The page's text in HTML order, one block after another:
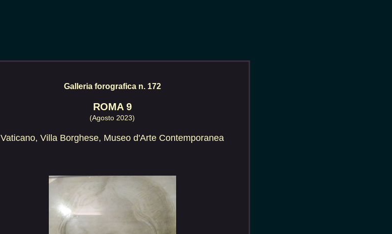
Galleria forografica n. 172
ROMA 9
(Agosto 2023)
Vaticano, Villa Borghese, Museo d'Arte Contemporanea